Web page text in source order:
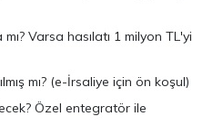
Varsa hasılatı 1 milyon TL'yi
mı? (e-İrsaliye için ön koşul)
Özel entegratör ile